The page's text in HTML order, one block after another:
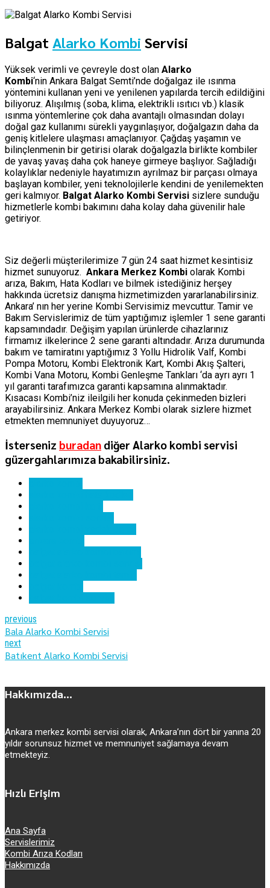
Balgat Alarko Kombi Servisi
Yüksek verimli ve çevreyle dost olan Alarko
Kombi‘nin Ankara Balgat Semti’nde doğalgaz ile ısınma
yöntemini kullanan yeni ve yenilenen yapılarda tercih edildiğini
biliyoruz. Alışılmış (soba, klima, elektrikli ısıtıcı vb.) klasik
ısınma yöntemlerine çok daha avantajlı olmasından dolayı
doğal gaz kullanımı sürekli yaygınlaşıyor, doğalgazın daha da
geniş kitlelere ulaşması amaçlanıyor. Çağdaş yaşamın ve
bilinçlenmenin bir getirisi olarak doğalgazla birlikte kombiler
de yavaş yavaş daha çok haneye girmeye başlıyor. Sağladığı
kolaylıklar nedeniyle hayatımızın ayrılmaz bir parçası olmaya
başlayan kombiler, yeni teknolojilerle kendini de yenilemekten
geri kalmıyor. Balgat Alarko Kombi Servisi sizlere sunduğu
hizmetlerle kombi bakımını daha kolay daha güvenilir hale
getiriyor.
Siz değerli müşterilerimize 7 gün 24 saat hizmet kesintisiz
hizmet sunuyoruz. Ankara Merkez Kombi olarak Kombi
arıza, Bakım, Hata Kodları ve bilmek istediğiniz herşey
hakkında ücretsiz danışma hizmetimizden yararlanabilirsiniz.
Ankara’ nın her yerine Kombi Servisimiz mevcuttur. Tamir ve
Bakım Servislerimiz de tüm yaptığımız işlemler 1 sene garanti
kapsamındadır. Değişim yapılan ürünlerde cihazlarınız
firmamız ilkelerince 2 sene garanti altındadır. Arıza durumunda
bakım ve tamiratını yaptığımız 3 Yollu Hidrolik Valf, Kombi
Pompa Motoru, Kombi Elektronik Kart, Kombi Akış Şalteri,
Kombi Vana Motoru, Kombi Genleşme Tankları ‘da ayrı ayrı 1
yıl garanti tarafımızca garanti kapsamına alınmaktadır.
Kısacası Kombi’niz ileilgili her konuda çekinmeden bizleri
arayabilirsiniz. Ankara Merkez Kombi olarak sizlere hizmet
etmekten memnuniyet duyuyoruz…
İsterseniz buradan diğer Alarko kombi servisi
güzergahlarımıza bakabilirsiniz.
previous
Bala Alarko Kombi Servisi
next
Batıkent Alarko Kombi Servisi
Hakkımızda...
Ankara merkez kombi servisi olarak, Ankara’nın dört bir yanına 20
yıldır sorunsuz hizmet ve memnuniyet sağlamaya devam
etmekteyiz.
Hızlı Erişim
Ana Sayfa
Servislerimiz
Kombi Arıza Kodları
Hakkımızda